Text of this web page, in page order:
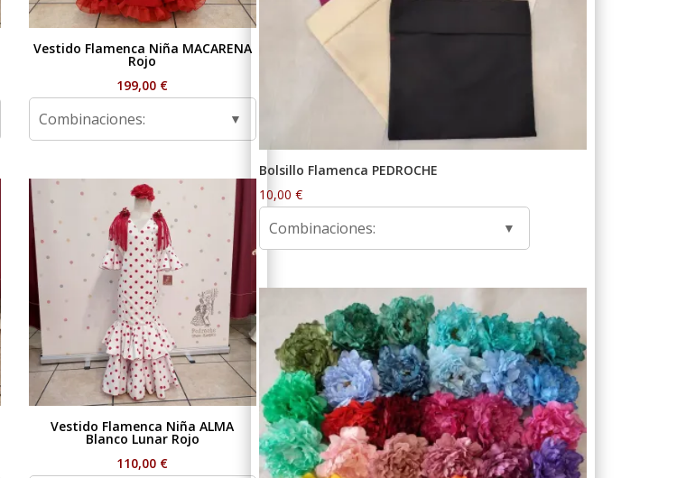
Vestido Flamenca Niña MACARENA
Rojo
199,00 €
Combinaciones:
Vestido Flamenca Niña ALMA
Blanco Lunar Rojo
110,00 €
Bolsillo Flamenca PEDROCHE
10,00€
Combinaciones: